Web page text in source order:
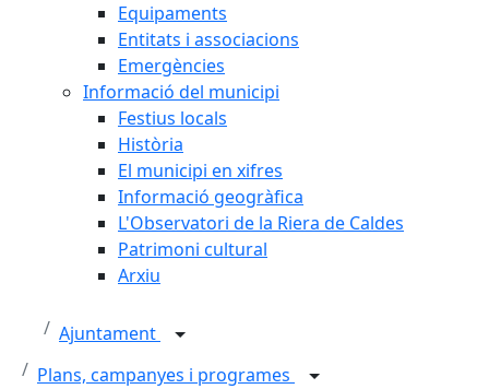
Equipaments
Entitats i associacions
Emergències
Informació del municipi
Festius locals
Història
El municipi en xifres
Informació geogràfica
L'Observatori de la Riera de Caldes
Patrimoni cultural
Arxiu
Ajuntament
Plans, campanyes i programes